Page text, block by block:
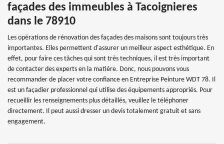
façades des immeubles à Tacoignieres
dans le 78910
Les opérations de rénovation des façades des maisons sont toujours très
importantes. Elles permettent d'assurer un meilleur aspect esthétique. En
effet, pour faire ces tâches qui sont très techniques, il est très important
de contacter des experts en la matière. Donc, nous pouvons vous
recommander de placer votre confiance en Entreprise Peinture WDT 78. Il
est un façadier professionnel qui utilise des équipements appropriés. Pour
recueillir les renseignements plus détaillés, veuillez le téléphoner
directement. Il peut aussi dresser un devis totalement gratuit et sans
engagement.